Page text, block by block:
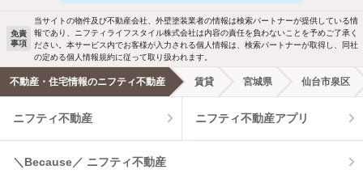
駐車場あり ペット相談
洗濯機置場あり 独立洗面台
エアコンあり 都市ガス
温水洗浄便座 オートロック
コンロ2口以上
新着メール通知を受け取る
免責
事項
当サイトの物件及び不動産会社、外壁塗装業者の情報は検索パートナーが提供している情
報であり、ニフティライフスタイル株式会社は内容の責任を負わないことを予めご了承く
ださい。本サービス内でお客様が入力される個人情報は、検索パートナーが取得し、同社
の定める個人情報規約に従って取り扱われます。
不動産・住宅情報のニフティ不動産 賃貸 宮城県 仙台市泉区
ニフティ不動産 ニフティ不動産アプリ
＼Because／ ニフティ不動産